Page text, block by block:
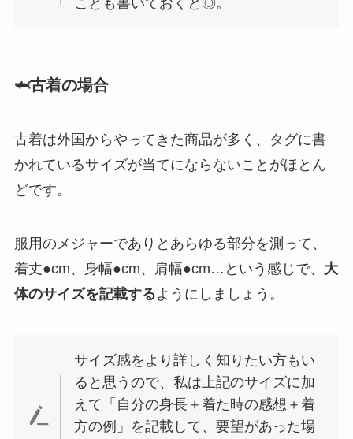
🦈古着の場合
古着は外国からやってきた商品が多く、タグに書
かれているサイズが当てにならないことがほとん
どです。
服用のメジャーでありとあらゆる部分を測って、
着丈●cm、身幅●cm、肩幅●cm…という感じで、 大
体のサイズを記載するようにしましょう。
サイズ感をより詳しく知りたい方もい
ると思うので、私は上記のサイズに加
えて「自分の身長＋着た時の感想＋着
方の例」を記載して、要望があった場